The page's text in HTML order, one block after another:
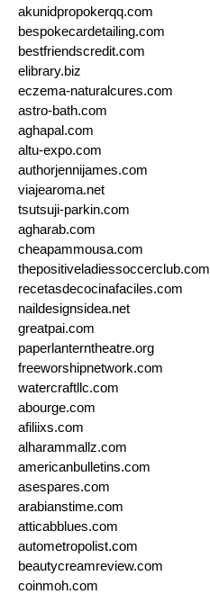
akunidpropokerqq.com
bespokecardetailing.com
bestfriendscredit.com
elibrary.biz
eczema-naturalcures.com
astro-bath.com
aghapal.com
altu-expo.com
authorjennijames.com
viajearoma.net
tsutsuji-parkin.com
agharab.com
cheapammousa.com
thepositiveladiessoccerclub.com
recetasdecocinafaciles.com
naildesignsidea.net
greatpai.com
paperlanterntheatre.org
freeworshipnetwork.com
watercraftllc.com
abourge.com
afiliixs.com
alharammallz.com
americanbulletins.com
asespares.com
arabianstime.com
atticabblues.com
autometropolist.com
beautycreamreview.com
coinmoh.com